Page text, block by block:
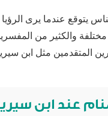
يتوقع عندما يرى
والكثير من
المتقدمين مثل ابن
عند ابن